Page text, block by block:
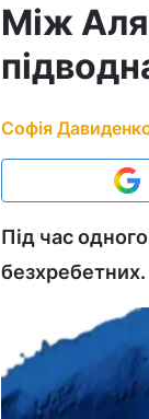
Між
Софія
Під час
безхребетних.